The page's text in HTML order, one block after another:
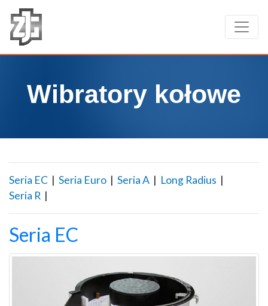
Wibratory kołowe
Seria EC | Seria Euro | Seria A | Long Radius |
Seria R |
Seria EC